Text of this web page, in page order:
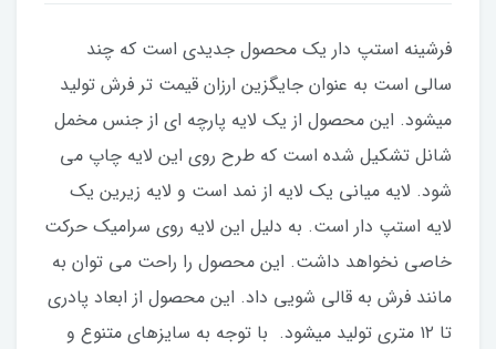
فرشینه استپ دار یک محصول جدیدی است که چند
سالی است به عنوان جایگزین ارزان قیمت تر فرش تولید
میشود. این محصول از یک لایه پارچه ای از جنس مخمل
شانل تشکیل شده است که طرح روی این لایه چاپ می
شود. لایه میانی یک لایه از نمد است و لایه زیرین یک
لایه استپ دار است. به دلیل این لایه روی سرامیک حرکت
خاصی نخواهد داشت. این محصول را راحت می توان به
مانند فرش به قالی شویی داد. این محصول از ابعاد پادری
تا ۱۲ متری تولید میشود. با توجه به سایزهای متنوع و